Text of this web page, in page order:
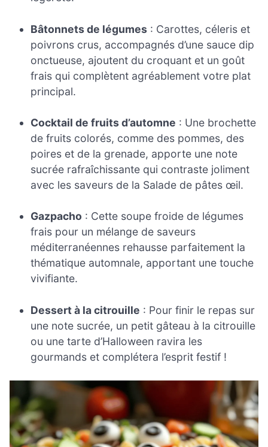
Bâtonnets de légumes : Carottes, céleris et
poivrons crus, accompagnés d’une sauce dip
onctueuse, ajoutent du croquant et un goût
frais qui complètent agréablement votre plat
principal.
Cocktail de fruits d’automne : Une brochette
de fruits colorés, comme des pommes, des
poires et de la grenade, apporte une note
sucrée rafraîchissante qui contraste joliment
avec les saveurs de la Salade de pâtes œil.
Gazpacho : Cette soupe froide de légumes
frais pour un mélange de saveurs
méditerranéennes rehausse parfaitement la
thématique automnale, apportant une touche
vivifiante.
Dessert à la citrouille : Pour finir le repas sur
une note sucrée, un petit gâteau à la citrouille
ou une tarte d’Halloween ravira les
gourmands et complétera l’esprit festif !